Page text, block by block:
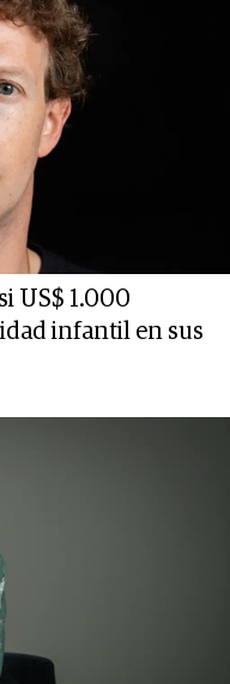
US$ 1.000
infantil en sus